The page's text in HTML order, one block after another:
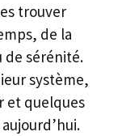
trouver
de la
de sérénité.
système,
et quelques